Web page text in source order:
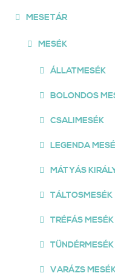
MESETÁR
MESÉK
ÁLLATMESÉK
BOLONDOS
CSALIMESÉK
LEGENDA
MÁTYÁS
TÁLTOSMESÉK
TRÉFÁS MESÉK
TÜNDÉRMESÉK
VARÁZS